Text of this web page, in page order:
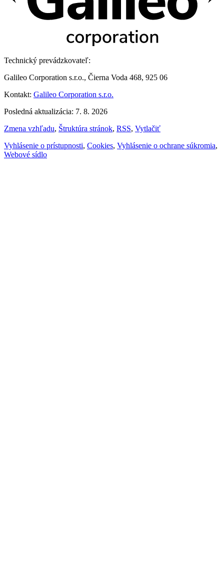
Technický prevádzkovateľ:
Galileo Corporation s.r.o., Čierna Voda 468, 925 06
Kontakt: Galileo Corporation s.r.o.
Posledná aktualizácia: 7. 8. 2026
Zmena vzhľadu, Štruktúra stránok, RSS, Vytlačiť
Vyhlásenie o prístupnosti, Cookies, Vyhlásenie o ochrane súkromia,
Webové sídlo